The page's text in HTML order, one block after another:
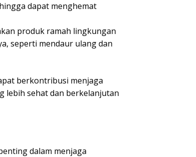
dapat menghemat
produk ramah lingkungan
seperti mendaur ulang dan
berkontribusi menjaga
lebih sehat dan berkelanjutan
dalam menjaga